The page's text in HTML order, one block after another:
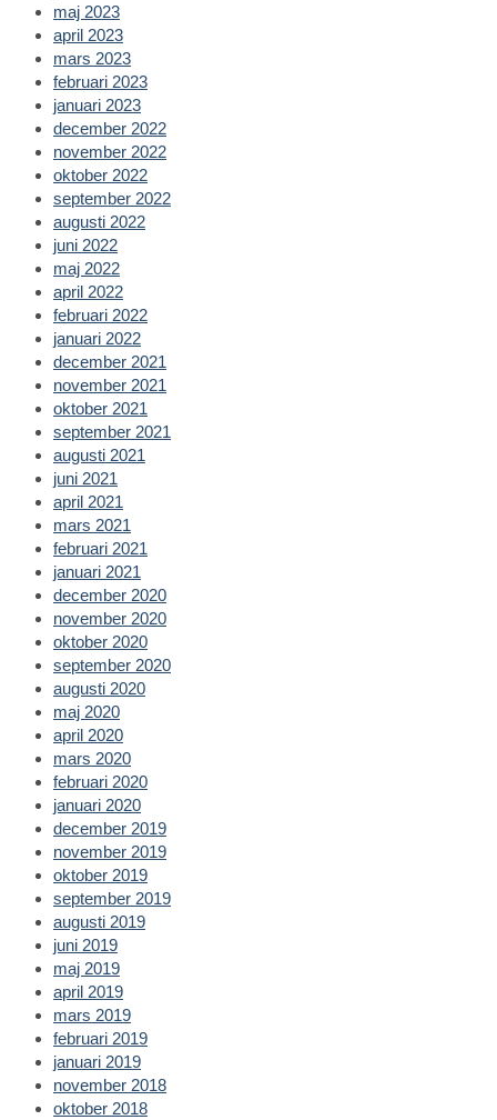
maj 2023
april 2023
mars 2023
februari 2023
januari 2023
december 2022
november 2022
oktober 2022
september 2022
augusti 2022
juni 2022
maj 2022
april 2022
februari 2022
januari 2022
december 2021
november 2021
oktober 2021
september 2021
augusti 2021
juni 2021
april 2021
mars 2021
februari 2021
januari 2021
december 2020
november 2020
oktober 2020
september 2020
augusti 2020
maj 2020
april 2020
mars 2020
februari 2020
januari 2020
december 2019
november 2019
oktober 2019
september 2019
augusti 2019
juni 2019
maj 2019
april 2019
mars 2019
februari 2019
januari 2019
november 2018
oktober 2018